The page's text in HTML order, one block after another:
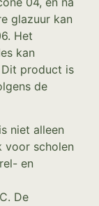
glazuur kan
Het
kan
product is
de
niet alleen
voor scholen
en
De